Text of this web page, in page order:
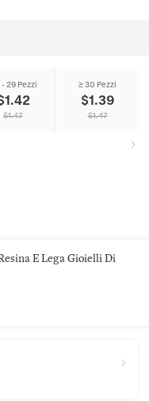
- 29 Pezzi
1.42
$1.47
≥ 30 Pezzi
$1.39
$1.47
E Lega Gioielli Di